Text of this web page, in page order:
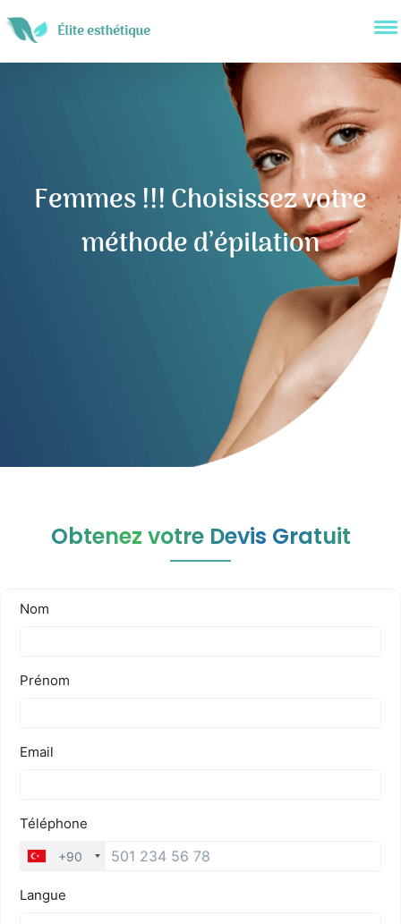
Femmes !!! Choisissez votre
méthode d’épilation
Obtenez votre Devis Gratuit